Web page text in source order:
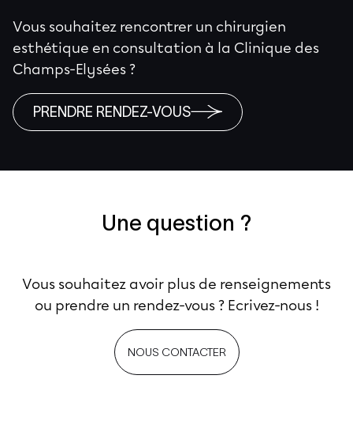
Vous souhaitez rencontrer un chirurgien
esthétique en consultation à la Clinique des
Champs-Elysées ?
PRENDRE RENDEZ-VOUS
Une question ?
Vous souhaitez avoir plus de renseignements
ou prendre un rendez-vous ? Ecrivez-nous !
NOUS CONTACTER